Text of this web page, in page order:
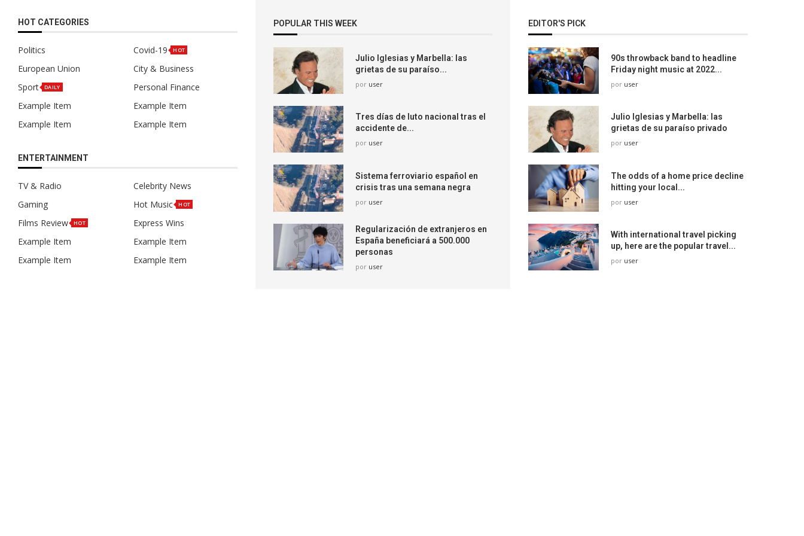
HOT CATEGORIES
Politics Covid-19 HOT
European Union
City & Business
Sport
DAILY
Personal Finance
Example Item
Example Item
Example Item
Example Item
ENTERTAINMENT
TV & Radio
Celebrity News
Gaming
Hot Music HOT
Films Review HOT
Express Wins
Example Item
Example Item
Example Item
Example Item
POPULAR THIS WEEK
Julio Iglesias y Marbella: las
grietas de su paraíso...
por user
Tres días de luto nacional tras el
accidente de...
por user
Sistema ferroviario español en
crisis tras una semana negra
por user
Regularización de extranjeros en
España beneficiará a 500.000
personas
por user
EDITOR'S PICK
90s throwback band to headline
Friday night music at 2022...
por user
Julio Iglesias y Marbella: las
grietas de su paraíso privado
por user
The odds of a home price decline
hitting your local...
por user
With international travel picking
up, here are the popular travel...
por user